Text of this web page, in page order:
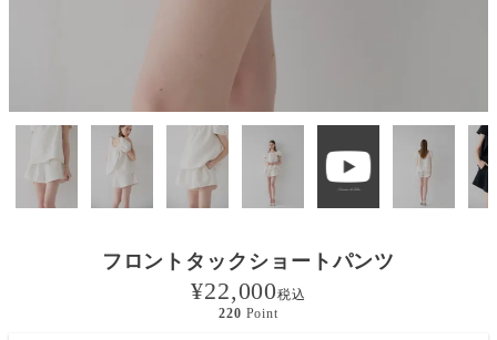
フロントタックショートパンツ
¥22,000税込
220 Point